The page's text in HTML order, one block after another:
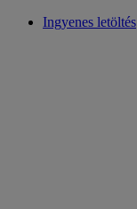
Ingyenes letöltés